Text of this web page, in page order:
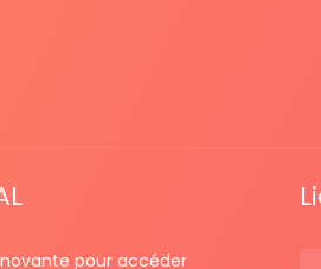
pour accéder